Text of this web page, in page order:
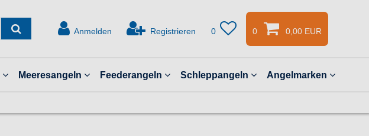
Anmelden Registrieren 0 0 0,00 EUR
Meeresangeln Feederangeln Schleppangeln Angelmarken